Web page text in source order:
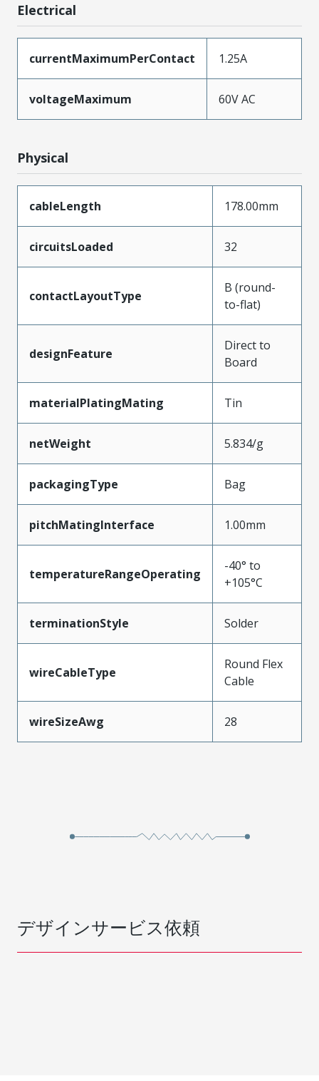
Electrical
currentMaximumPerContact 1.25A
voltageMaximum 60V AC
Physical
cableLength 178.00mm
circuitsLoaded 32
contactLayoutType
B (round-
to-flat)
designFeature
Direct to
Board
materialPlatingMating Tin
netWeight 5.834/g
packagingType Bag
pitchMatingInterface 1.00mm
temperatureRangeOperating
-40° to
+105°C
terminationStyle Solder
wireCableType
Round Flex
Cable
wireSizeAwg 28
デザインサービス依頼